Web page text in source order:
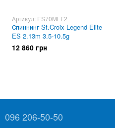
Артикул: ES70MLF2
Спиннинг St.Croix Legend Elite
ES 2.13m 3.5-10.5g
12 860 грн
096 206-50-50